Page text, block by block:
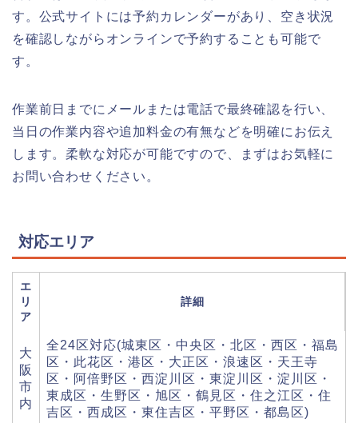
す。公式サイトには予約カレンダーがあり、空き状況
を確認しながらオンラインで予約することも可能で
す。
作業前日までにメールまたは電話で最終確認を行い、
当日の作業内容や追加料金の有無などを明確にお伝え
します。柔軟な対応が可能ですので、まずはお気軽に
お問い合わせください。
対応エリア
エ
リ
ア
詳細
大
阪
市
内
全24区対応(城東区・中央区・北区・西区・福島
区・此花区・港区・大正区・浪速区・天王寺
区・阿倍野区・西淀川区・東淀川区・淀川区・
東成区・生野区・旭区・鶴見区・住之江区・住
吉区・西成区・東住吉区・平野区・都島区)